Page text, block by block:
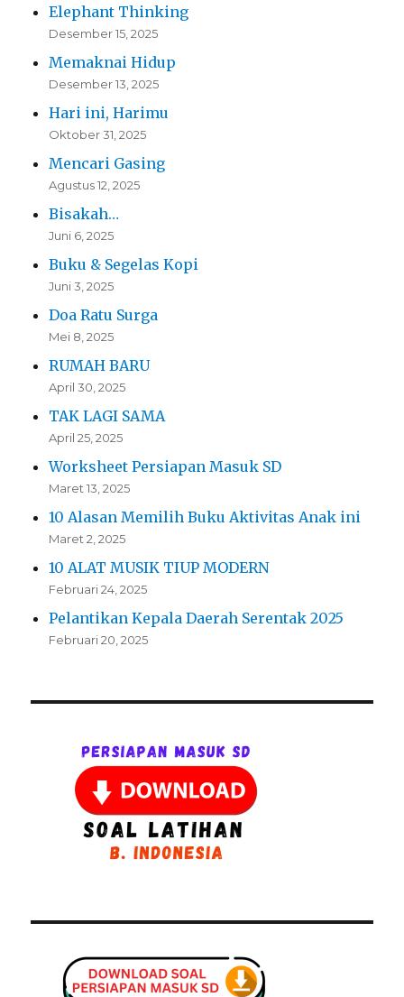
Elephant Thinking
Desember 15, 2025
Memaknai Hidup
Desember 13, 2025
Hari ini, Harimu
Oktober 31, 2025
Mencari Gasing
Agustus 12, 2025
Bisakah…
Juni 6, 2025
Buku & Segelas Kopi
Juni 3, 2025
Doa Ratu Surga
Mei 8, 2025
RUMAH BARU
April 30, 2025
TAK LAGI SAMA
April 25, 2025
Worksheet Persiapan Masuk SD
Maret 13, 2025
10 Alasan Memilih Buku Aktivitas Anak ini
Maret 2, 2025
10 ALAT MUSIK TIUP MODERN
Februari 24, 2025
Pelantikan Kepala Daerah Serentak 2025
Februari 20, 2025